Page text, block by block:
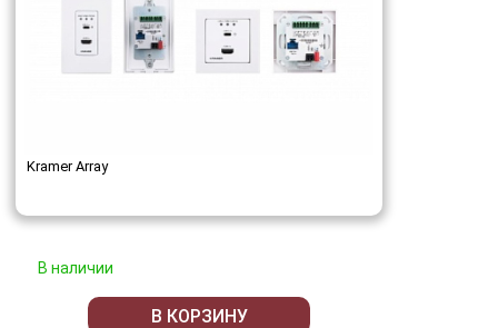
Kramer Array
В наличии
В КОРЗИНУ